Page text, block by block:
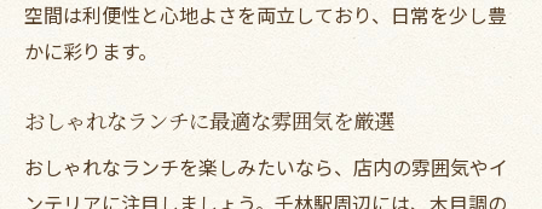
空間は利便性と心地よさを両立しており、日常を少し豊
かに彩ります。
おしゃれなランチに最適な雰囲気を厳選
おしゃれなランチを楽しみたいなら、店内の雰囲気やイ
ンテリアに注目しましょう。千林駅周辺には、木目調の